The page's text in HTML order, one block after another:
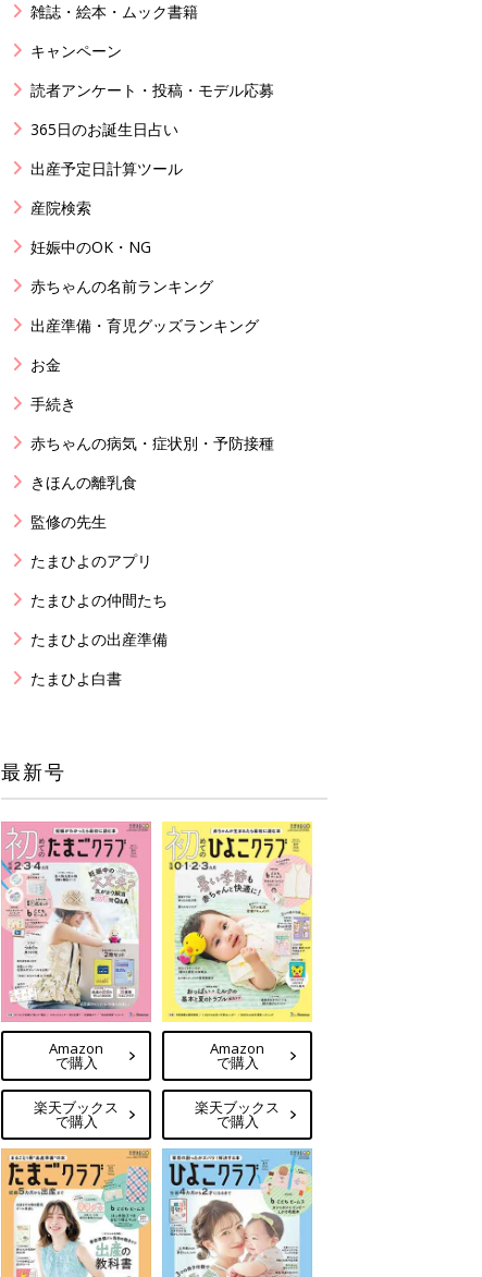
雑誌・絵本・ムック書籍
キャンペーン
読者アンケート・投稿・モデル応募
365日のお誕生日占い
出産予定日計算ツール
産院検索
妊娠中のOK・NG
赤ちゃんの名前ランキング
出産準備・育児グッズランキング
お金
手続き
赤ちゃんの病気・症状別・予防接種
きほんの離乳食
監修の先生
たまひよのアプリ
たまひよの仲間たち
たまひよの出産準備
たまひよ白書
最新号
Amazon
で購入
楽天ブックス
で購入
Amazon
で購入
楽天ブックス
で購入